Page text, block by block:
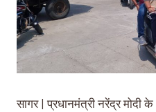
सागर | प्रधानमंत्री नरेंद्र मोदी